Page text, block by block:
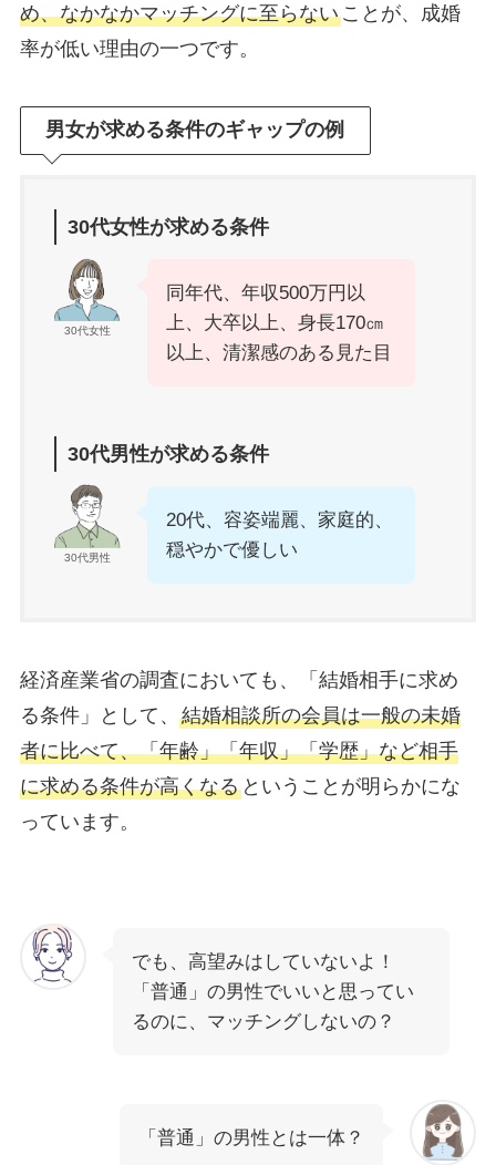
め、なかなかマッチングに至らないことが、成婚
率が低い理由の一つです。
男女が求める条件のギャップの例
30代女性が求める条件
30代女性
同年代、年収500万円以
上、大卒以上、身長170㎝
以上、清潔感のある見た目
30代男性が求める条件
30代男性
20代、容姿端麗、家庭的、
穏やかで優しい
経済産業省の調査においても、「結婚相手に求め
る条件」として、 結婚相談所の会員は一般の未婚
者に比べて、「年齢」「年収」「学歴」など相手
に求める条件が高くなるということが明らかにな
っています。
でも、高望みはしていないよ！
「普通」の男性でいいと思ってい
るのに、マッチングしないの？
「普通」の男性とは一体？